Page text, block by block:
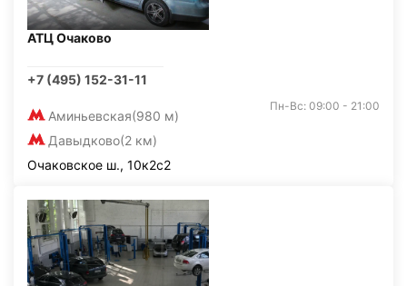
АТЦ Очаково
+7 (495) 152-31-11
Аминьевская(980 м)
Давыдково(2 км)
Пн-Вс: 09:00 - 21:00
Очаковское ш., 10к2с2